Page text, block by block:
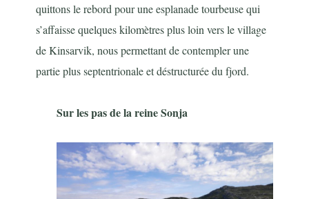
quittons le rebord pour une esplanade tourbeuse qui
s’affaisse quelques kilomètres plus loin vers le village
de Kinsarvik, nous permettant de contempler une
partie plus septentrionale et déstructurée du fjord.
Sur les pas de la reine Sonja